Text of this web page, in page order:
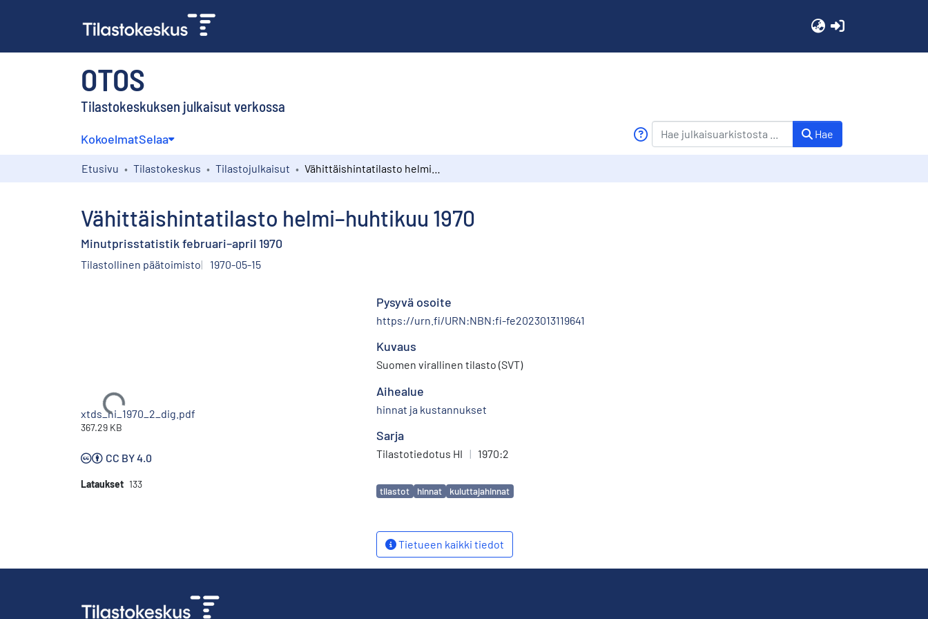
OTOS
Tilastokeskuksen julkaisut verkossa
KokoelmatSelaa Hae
Etusivu Tilastokeskus Tilastojulkaisut
Vähittäishintatilasto helmi–huhtikuu 1970
Minutprisstatistik februari–april 1970
Tilastollinen päätoimisto 1970-05-15
Ladataan...
xtds_hi_1970_2_dig.pdf
367.29 KB
CC BY 4.0
Lataukset 133
Pysyvä osoite
https://urn.fi/URN:NBN:fi-fe2023013119641
Kuvaus
Suomen virallinen tilasto (SVT)
Aihealue
hinnat ja kustannukset
Sarja
Tilastotiedotus HI | 1970:2
Avainsanat
tilastot hinnat kuluttajahinnat
Tietueen kaikki tiedot